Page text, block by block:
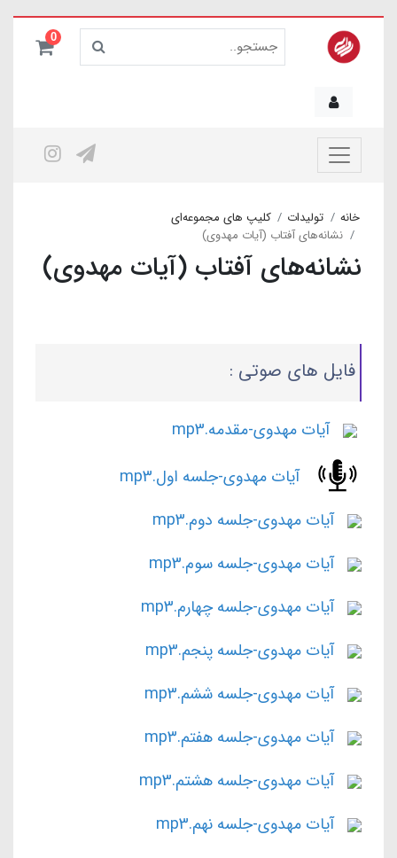
0
خانه تولیدات
کلیپ های مجموعه‌ای
نشانه‌های آفتاب (آیات مهدوی)
نشانه‌های آفتاب (آیات مهدوی)
فایل های صوتی :
آیات مهدوی-مقدمه.mp3
آیات مهدوی-جلسه اول.mp3
آیات مهدوی-جلسه دوم.mp3
آیات مهدوی-جلسه سوم.mp3
آیات مهدوی-جلسه چهارم.mp3
آیات مهدوی-جلسه پنجم.mp3
آیات مهدوی-جلسه ششم.mp3
آیات مهدوی-جلسه هفتم.mp3
آیات مهدوی-جلسه هشتم.mp3
آیات مهدوی-جلسه نهم.mp3